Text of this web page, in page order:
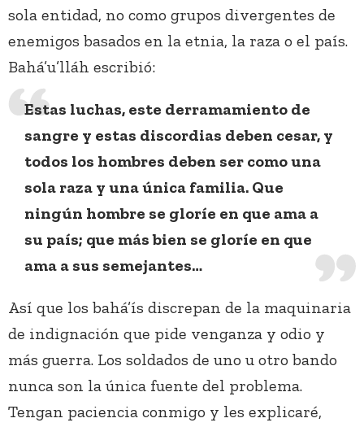
sola entidad, no como grupos divergentes de
enemigos basados en la etnia, la raza o el país.
Bahá’u’lláh escribió:
Estas luchas, este derramamiento de
sangre y estas discordias deben cesar, y
todos los hombres deben ser como una
sola raza y una única familia. Que
ningún hombre se gloríe en que ama a
su país; que más bien se gloríe en que
ama a sus semejantes…
Así que los bahá’ís discrepan de la maquinaria
de indignación que pide venganza y odio y
más guerra. Los soldados de uno u otro bando
nunca son la única fuente del problema.
Tengan paciencia conmigo y les explicaré,